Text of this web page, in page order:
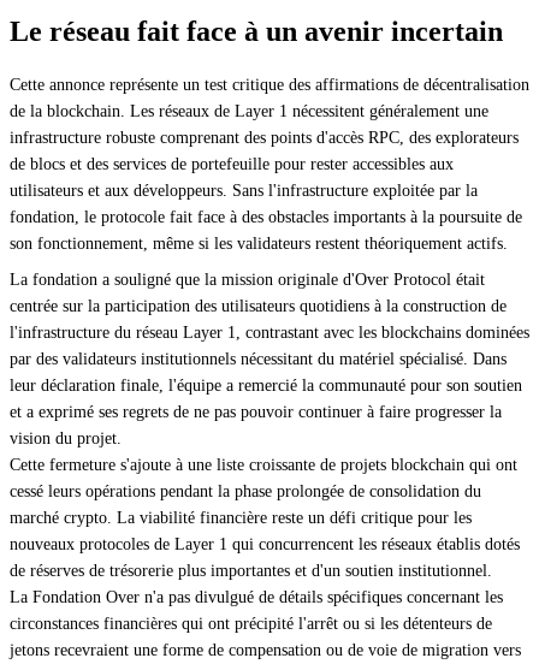
Le réseau fait face à un avenir incertain
Cette annonce représente un test critique des affirmations de décentralisation
de la blockchain. Les réseaux de Layer 1 nécessitent généralement une
infrastructure robuste comprenant des points d'accès RPC, des explorateurs
de blocs et des services de portefeuille pour rester accessibles aux
utilisateurs et aux développeurs. Sans l'infrastructure exploitée par la
fondation, le protocole fait face à des obstacles importants à la poursuite de
son fonctionnement, même si les validateurs restent théoriquement actifs.
La fondation a souligné que la mission originale d'Over Protocol était
centrée sur la participation des utilisateurs quotidiens à la construction de
l'infrastructure du réseau Layer 1, contrastant avec les blockchains dominées
par des validateurs institutionnels nécessitant du matériel spécialisé. Dans
leur déclaration finale, l'équipe a remercié la communauté pour son soutien
et a exprimé ses regrets de ne pas pouvoir continuer à faire progresser la
vision du projet.
Cette fermeture s'ajoute à une liste croissante de projets blockchain qui ont
cessé leurs opérations pendant la phase prolongée de consolidation du
marché crypto. La viabilité financière reste un défi critique pour les
nouveaux protocoles de Layer 1 qui concurrencent les réseaux établis dotés
de réserves de trésorerie plus importantes et d'un soutien institutionnel.
La Fondation Over n'a pas divulgué de détails spécifiques concernant les
circonstances financières qui ont précipité l'arrêt ou si les détenteurs de
jetons recevraient une forme de compensation ou de voie de migration vers